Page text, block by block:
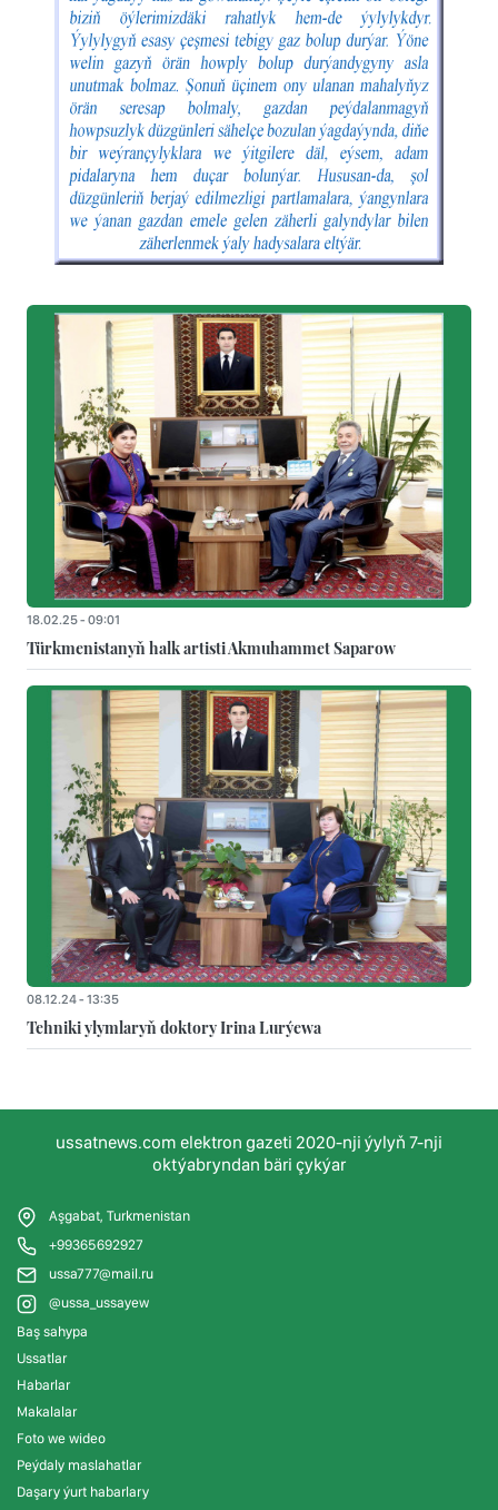
18.02.25 - 09:01
Türkmenistanyň halk artisti Akmuhammet Saparow
08.12.24 - 13:35
Tehniki ylymlaryň doktory Irina Lurýewa
ussatnews.com elektron gazeti 2020-nji ýylyň 7-nji
oktýabryndan bäri çykýar
Aşgabat, Turkmenistan
+99365692927
ussa777@mail.ru
@ussa_ussayew
Baş sahypa
Ussatlar
Habarlar
Makalalar
Foto we wideo
Peýdaly maslahatlar
Daşary ýurt habarlary